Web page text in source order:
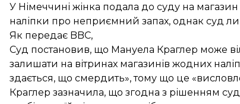
У Німеччині жінка подала до суду на
наліпки про неприємний запах, однак суд
Як передає BBC,
Суд постановив, що Мануела Краглер може
залишати на вітринах магазинів жодних
здається, що смердить», тому що це
Краглер зазначила, що згодна з рішенням